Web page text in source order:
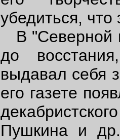
убедиться, что
В "Северной
до
выдавал себя
его газете
Пушкина и